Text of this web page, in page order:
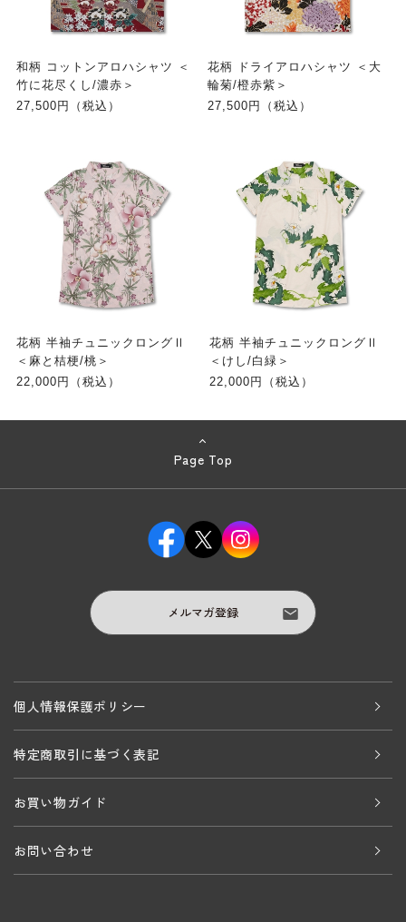
和柄 コットンアロハシャツ ＜
竹に花尽くし/濃赤＞
27,500円（税込）
花柄 ドライアロハシャツ ＜大
輪菊/橙赤紫＞
27,500円（税込）
花柄 半袖チュニックロングⅡ
＜麻と桔梗/桃＞
22,000円（税込）
花柄 半袖チュニックロングⅡ
＜けし/白緑＞
22,000円（税込）
Page Top
メルマガ登録
個人情報保護ポリシー
特定商取引に基づく表記
お買い物ガイド
お問い合わせ